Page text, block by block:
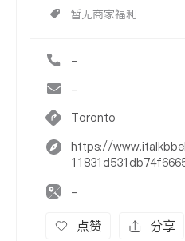
暂无商家福利
-
-
Toronto
https://
-
点赞 分享